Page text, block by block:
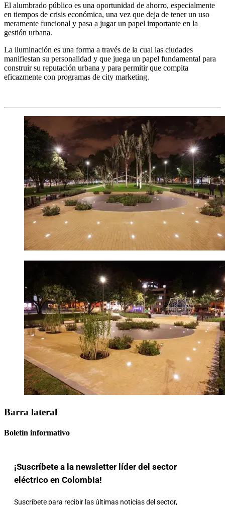
El alumbrado público es una oportunidad de ahorro, especialmente
en tiempos de crisis económica, una vez que deja de tener un uso
meramente funcional y pasa a jugar un papel importante en la
gestión urbana.
La iluminación es una forma a través de la cual las ciudades
manifiestan su personalidad y que juega un papel fundamental para
construir su reputación urbana y para permitir que compita
eficazmente con programas de city marketing.
Barra lateral
Boletín informativo
¡Suscríbete a la newsletter líder del sector
eléctrico en Colombia!
Suscríbete para recibir las últimas noticias del sector,